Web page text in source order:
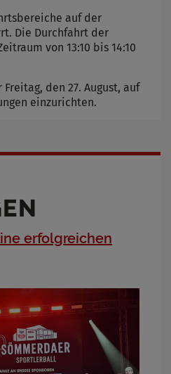
auf der
Die Durchfahrt der
von 13:10 bis 14:10
den 27. August, auf
einzurichten.
erfolgreichen